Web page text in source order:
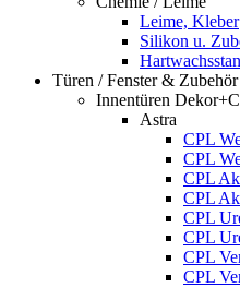
Leime, Kleber
Silikon u.
Türen / Fenster & Zubehör
Innentüren
Astra
CPL
CPL
CPL
CPL
CPL
CPL
CPL
CPL